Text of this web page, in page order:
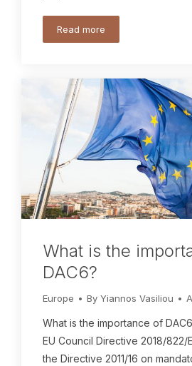
Read more
What is the
DAC6?
Europe By Yiannos Vasiliou
What is the importance of
EU Council Directive 2018/822/
the Directive 2011/16 on